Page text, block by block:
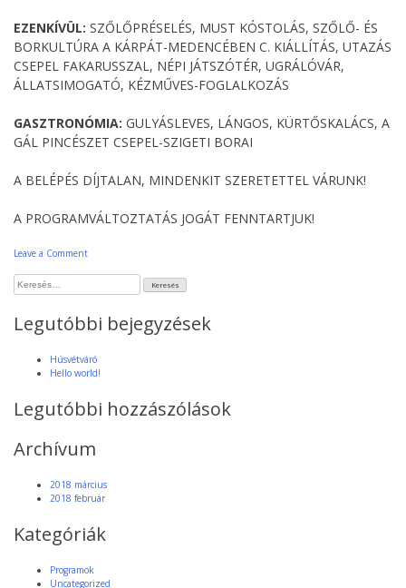
EZENKÍVÜL: SZŐLŐPRÉSELÉS, MUST KÓSTOLÁS, SZŐLŐ- ÉS
BORKULTÚRA A KÁRPÁT-MEDENCÉBEN C. KIÁLLÍTÁS, UTAZÁS
CSEPEL FAKARUSSZAL, NÉPI JÁTSZÓTÉR, UGRÁLÓVÁR,
ÁLLATSIMOGATÓ, KÉZMŰVES-FOGLALKOZÁS
GASZTRONÓMIA: GULYÁSLEVES, LÁNGOS, KÜRTŐSKALÁCS, A
GÁL PINCÉSZET CSEPEL-SZIGETI BORAI
A BELÉPÉS DÍJTALAN, MINDENKIT SZERETETTEL VÁRUNK!
A PROGRAMVÁLTOZTATÁS JOGÁT FENNTARTJUK!
Leave a Commenton
Keresés:
Legutóbbi bejegyzések
Húsvétváró
Hello world!
Legutóbbi hozzászólások
Archívum
2018 március
2018 február
Kategóriák
Programok
Uncategorized